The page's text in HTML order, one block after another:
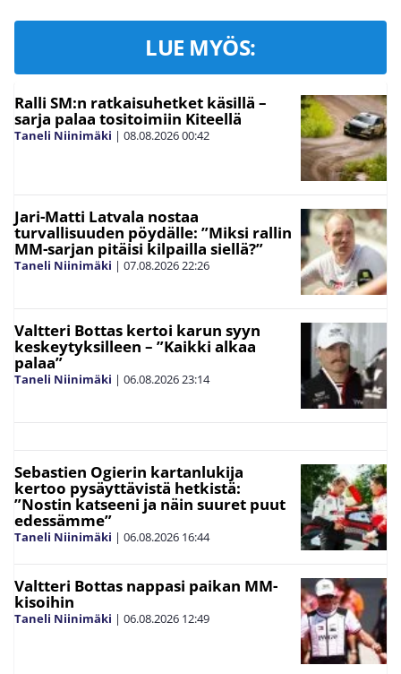
LUE MYÖS:
Ralli SM:n ratkaisuhetket käsillä –
sarja palaa tositoimiin Kiteellä
Taneli Niinimäki | 08.08.202600:42
Jari-Matti Latvala nostaa
turvallisuuden pöydälle: ”Miksi rallin
MM-sarjan pitäisi kilpailla siellä?”
Taneli Niinimäki | 07.08.202622:26
Valtteri Bottas kertoi karun syyn
keskeytyksilleen – ”Kaikki alkaa
palaa”
Taneli Niinimäki | 06.08.202623:14
Sebastien Ogierin kartanlukija
kertoo pysäyttävistä hetkistä:
”Nostin katseeni ja näin suuret puut
edessämme”
Taneli Niinimäki | 06.08.2026 16:44
Valtteri Bottas nappasi paikan MM-
kisoihin
Taneli Niinimäki | 06.08.2026 12:49